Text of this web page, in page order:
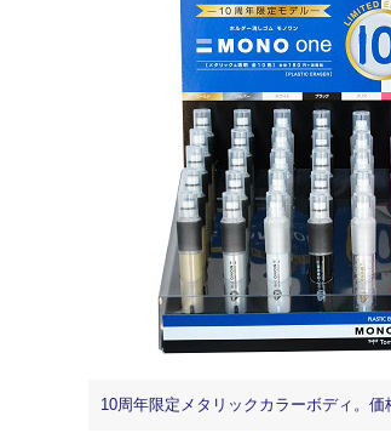
10周年限定メタリックカラーボディ。価